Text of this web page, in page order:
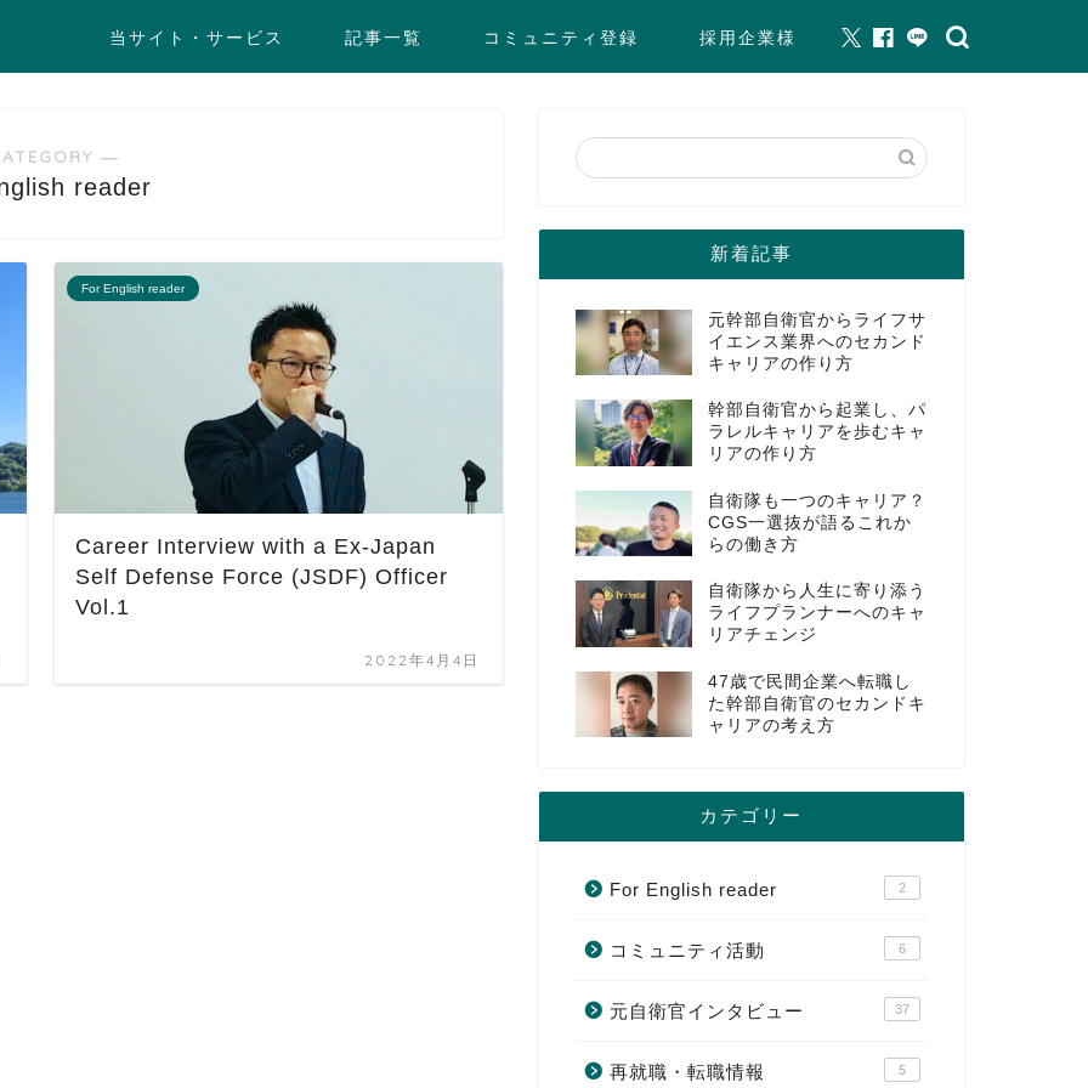
当サイト・サービス 記事一覧 コミュニティ登録 採用企業様
―
reader
For English reader
Career Interview with a Ex-Japan
Self Defense Force (JSDF) Officer
Vol.1
2022年4月4日
新着記事
元幹部自衛官からライフサ
イエンス業界へのセカンド
キャリアの作り方
幹部自衛官から起業し、パ
ラレルキャリアを歩むキャ
リアの作り方
自衛隊も一つのキャリア？
CGS一選抜が語るこれか
らの働き方
自衛隊から人生に寄り添う
ライフプランナーへのキャ
リアチェンジ
47歳で民間企業へ転職し
た幹部自衛官のセカンドキ
ャリアの考え方
カテゴリー
For English reader 2
コミュニティ活動 6
元自衛官インタビュー 37
再就職・転職情報 5